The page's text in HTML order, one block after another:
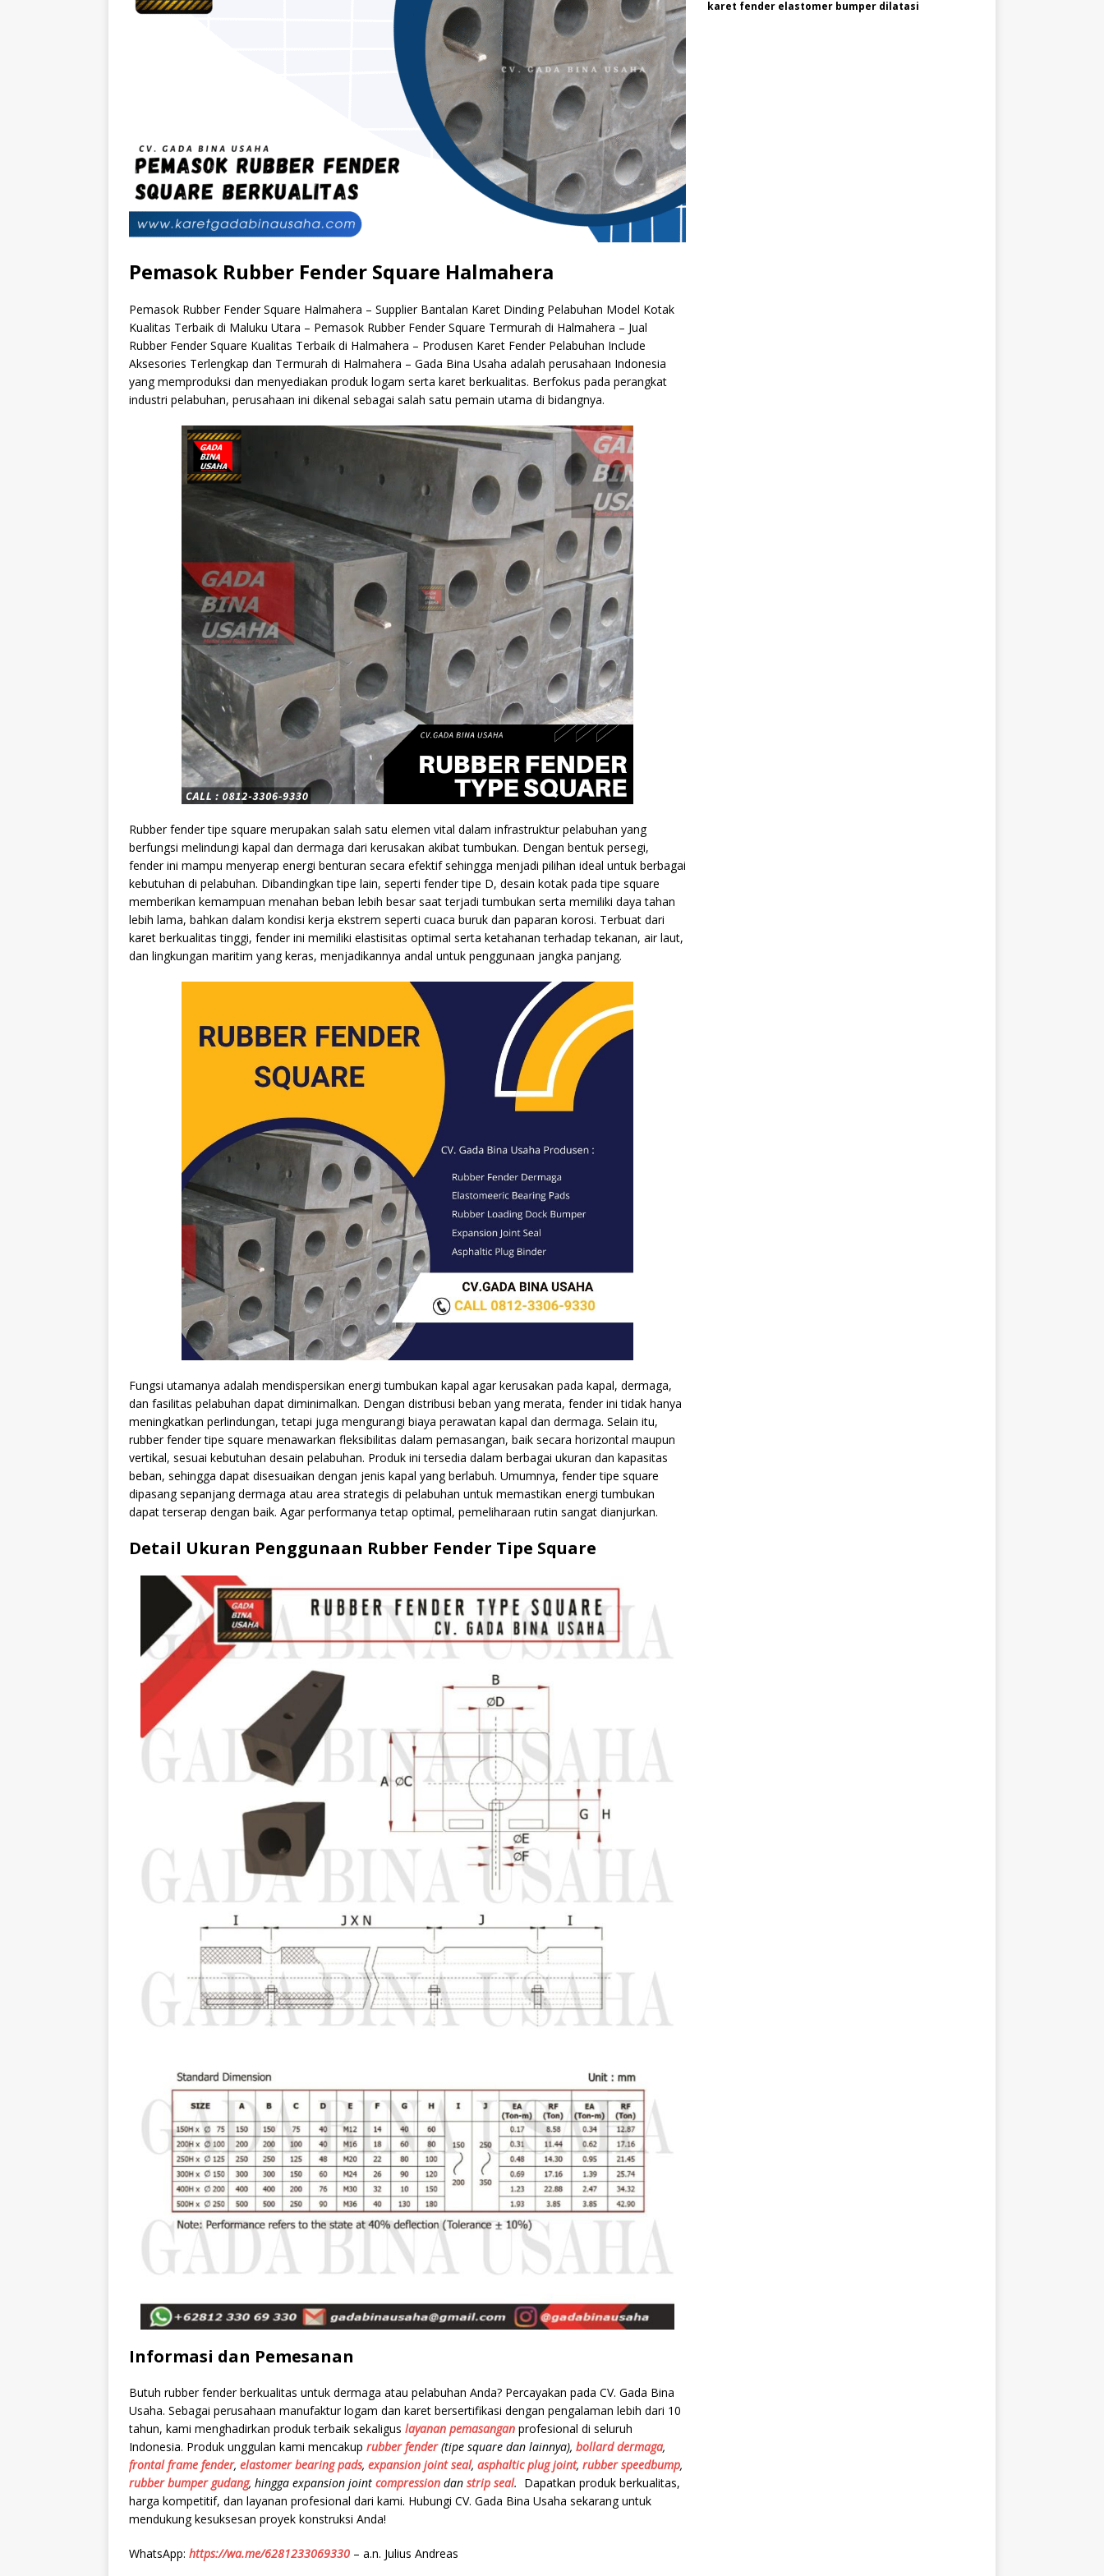
Pemasok Rubber Fender Square Halmahera
Pemasok Rubber Fender Square Halmahera – Supplier Bantalan Karet Dinding Pelabuhan Model Kotak
Kualitas Terbaik di Maluku Utara – Pemasok Rubber Fender Square Termurah di Halmahera – Jual
Rubber Fender Square Kualitas Terbaik di Halmahera – Produsen Karet Fender Pelabuhan Include
Aksesories Terlengkap dan Termurah di Halmahera – Gada Bina Usaha adalah perusahaan Indonesia
yang memproduksi dan menyediakan produk logam serta karet berkualitas. Berfokus pada perangkat
industri pelabuhan, perusahaan ini dikenal sebagai salah satu pemain utama di bidangnya.
Rubber fender tipe square merupakan salah satu elemen vital dalam infrastruktur pelabuhan yang
berfungsi melindungi kapal dan dermaga dari kerusakan akibat tumbukan. Dengan bentuk persegi,
fender ini mampu menyerap energi benturan secara efektif sehingga menjadi pilihan ideal untuk berbagai
kebutuhan di pelabuhan. Dibandingkan tipe lain, seperti fender tipe D, desain kotak pada tipe square
memberikan kemampuan menahan beban lebih besar saat terjadi tumbukan serta memiliki daya tahan
lebih lama, bahkan dalam kondisi kerja ekstrem seperti cuaca buruk dan paparan korosi. Terbuat dari
karet berkualitas tinggi, fender ini memiliki elastisitas optimal serta ketahanan terhadap tekanan, air laut,
dan lingkungan maritim yang keras, menjadikannya andal untuk penggunaan jangka panjang.
Fungsi utamanya adalah mendispersikan energi tumbukan kapal agar kerusakan pada kapal, dermaga,
dan fasilitas pelabuhan dapat diminimalkan. Dengan distribusi beban yang merata, fender ini tidak hanya
meningkatkan perlindungan, tetapi juga mengurangi biaya perawatan kapal dan dermaga. Selain itu,
rubber fender tipe square menawarkan fleksibilitas dalam pemasangan, baik secara horizontal maupun
vertikal, sesuai kebutuhan desain pelabuhan. Produk ini tersedia dalam berbagai ukuran dan kapasitas
beban, sehingga dapat disesuaikan dengan jenis kapal yang berlabuh. Umumnya, fender tipe square
dipasang sepanjang dermaga atau area strategis di pelabuhan untuk memastikan energi tumbukan
dapat terserap dengan baik. Agar performanya tetap optimal, pemeliharaan rutin sangat dianjurkan.
Detail Ukuran Penggunaan Rubber Fender Tipe Square
Informasi dan Pemesanan
Butuh rubber fender berkualitas untuk dermaga atau pelabuhan Anda? Percayakan pada CV. Gada Bina
Usaha. Sebagai perusahaan manufaktur logam dan karet bersertifikasi dengan pengalaman lebih dari 10
tahun, kami menghadirkan produk terbaik sekaligus layanan pemasangan profesional di seluruh
Indonesia. Produk unggulan kami mencakup rubber fender(tipe square dan lainnya), bollard dermaga,
frontal frame fender, elastomer bearing pads, expansion joint seal, asphaltic plug joint, rubber speedbump,
rubber bumper gudang, hingga expansion joint compression dan strip seal. Dapatkan produk berkualitas,
harga kompetitif, dan layanan profesional dari kami. Hubungi CV. Gada Bina Usaha sekarang untuk
mendukung kesuksesan proyek konstruksi Anda!
WhatsApp: https://wa.me/6281233069330 – a.n. Julius Andreas
karet fender elastomer bumper dilatasi